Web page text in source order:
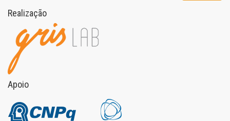
Realização
Apoio